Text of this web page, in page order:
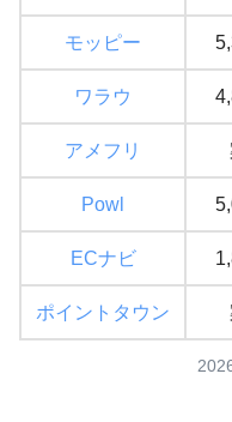
モッピー
ワラウ
アメフリ
Powl
ECナビ
ポイントタウン